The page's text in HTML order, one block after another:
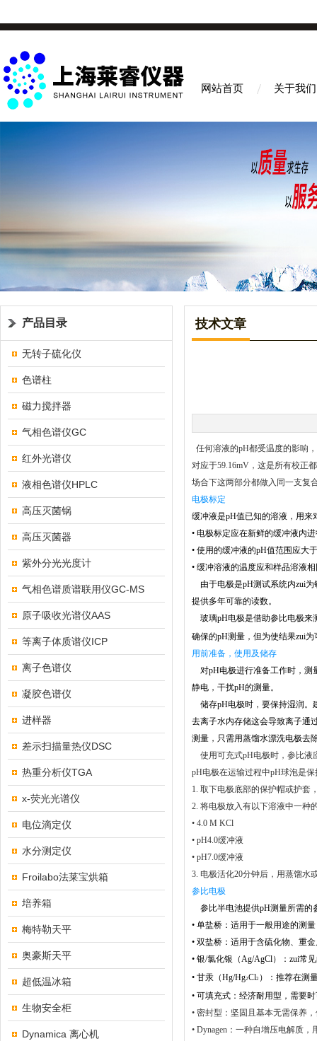
网站首页 关于我们
产品目录
无转子硫化仪
色谱柱
磁力搅拌器
气相色谱仪GC
红外光谱仪
液相色谱仪HPLC
高压灭菌锅
高压灭菌器
紫外分光光度计
气相色谱质谱联用仪GC-MS
原子吸收光谱仪AAS
等离子体质谱仪ICP
离子色谱仪
凝胶色谱仪
进样器
差示扫描量热仪DSC
热重分析仪TGA
x-荧光光谱仪
电位滴定仪
水分测定仪
Froilabo法莱宝烘箱
培养箱
梅特勒天平
奥豪斯天平
超低温冰箱
生物安全柜
Dynamica 离心机
技术文章
任何溶液的pH都受温度的影响
对应于59.16mV，这是所有校正
场合下这两部分都做入同一支复
电极标定
缓冲液是pH值已知的溶液，用
• 电极标定应在新鲜的缓冲液内
• 使用的缓冲液的pH值范围应大
• 缓冲溶液的温度应和样品溶液
由于电极是pH测试系统内zui为
提供多年可靠的读数。
玻璃pH电极是借助参比电极来
确保的pH测量，但为使结果zui
用前准备，使用及储存
对pH电极进行准备工作时，测
静电，干扰pH的测量。
储存pH电极时，要保持湿润。
去离子水内存储这会导致离子通
测量，只需用蒸馏水漂洗电极去
使用可充式pH电极时，参比液
pH电极在运输过程中pH球泡是
1. 取下电极底部的保护帽或护套
2. 将电极放入有以下溶液中一种
• 4.0 M KCl
• pH4.0缓冲液
• pH7.0缓冲液
3. 电极活化20分钟后，用蒸馏水
参比电极
参比半电池提供pH测量所需的
• 单盐桥：适用于一般用途的测量
• 双盐桥：适用于含硫化物、重
• 银/氯化银（Ag/AgCl）：zui常
• 甘汞（Hg/Hg2Cl2 ）：推荐在测
• 可填充式：经济耐用型，需要
• 密封型：坚固且基本无需保养
• Dynagen：一种自增压电解质